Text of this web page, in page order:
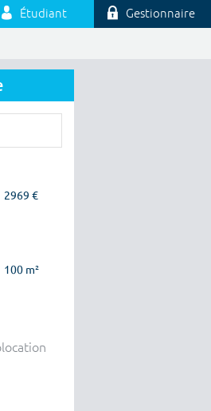
Étudiant Gestionnaire
2969 €
100 m²